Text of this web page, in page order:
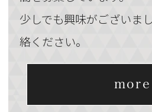
少しでも興味がございま
絡ください。
more